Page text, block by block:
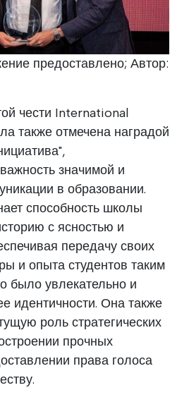
предоставлено; Автор:
чести International
также отмечена наградой
значимой и
в образовании.
способность школы
с ясностью и
передачу своих
и опыта студентов таким
было увлекательно и
идентичности. Она также
роль стратегических
прочных
права голоса